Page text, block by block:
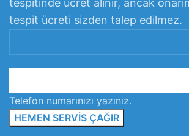
tespitinde ücret alınır, ancak
tespit ücreti sizden talep edilmez.
Telefon numarınızı yazınız.